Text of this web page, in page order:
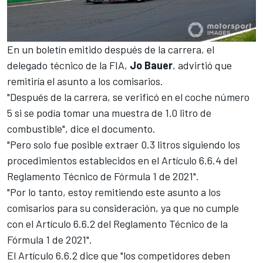
En un boletín emitido después de la carrera, el
delegado técnico de la FIA, Jo Bauer, advirtió que
remitiría el asunto a los comisarios.
"Después de la carrera, se verificó en el coche número
5 si se podía tomar una muestra de 1.0 litro de
combustible", dice el documento.
"Pero solo fue posible extraer 0.3 litros siguiendo los
procedimientos establecidos en el Artículo 6.6.4 del
Reglamento Técnico de Fórmula 1 de 2021".
"Por lo tanto, estoy remitiendo este asunto a los
comisarios para su consideración, ya que no cumple
con el Artículo 6.6.2 del Reglamento Técnico de la
Fórmula 1 de 2021".
El Artículo 6.6.2 dice que "los competidores deben